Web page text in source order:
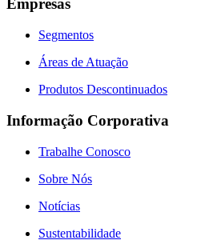
Empresas
Segmentos
Áreas de Atuação
Produtos Descontinuados
Informação Corporativa
Trabalhe Conosco
Sobre Nós
Notícias
Sustentabilidade